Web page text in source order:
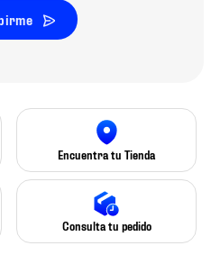
Encuentra tu Tienda
Consulta tu pedido